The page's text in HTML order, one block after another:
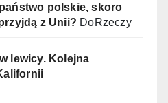
polskie, skoro
z Unii? DoRzeczy
lewicy. Kolejna